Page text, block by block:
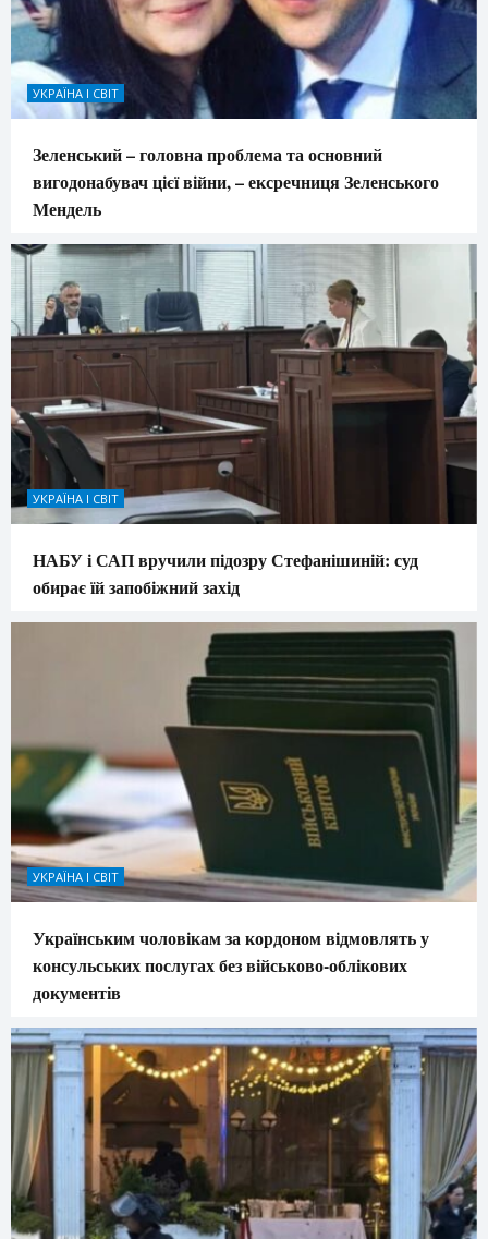
УКРАЇНА І СВІТ
Зеленський – головна проблема та основний
вигодонабувач цієї війни, – ексречниця Зеленського
Мендель
УКРАЇНА І СВІТ
НАБУ і САП вручили підозру Стефанішиній: суд
обирає їй запобіжний захід
УКРАЇНА І СВІТ
Українським чоловікам за кордоном відмовлять у
консульських послугах без військово-облікових
документів